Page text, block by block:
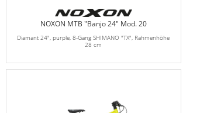
NOXON MTB "Banjo 24" Mod. 20
Diamant 24", purple, 8-Gang SHIMANO "TX", Rahmenhöhe
28 cm